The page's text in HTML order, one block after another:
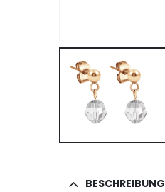
BESCHREIBUNG